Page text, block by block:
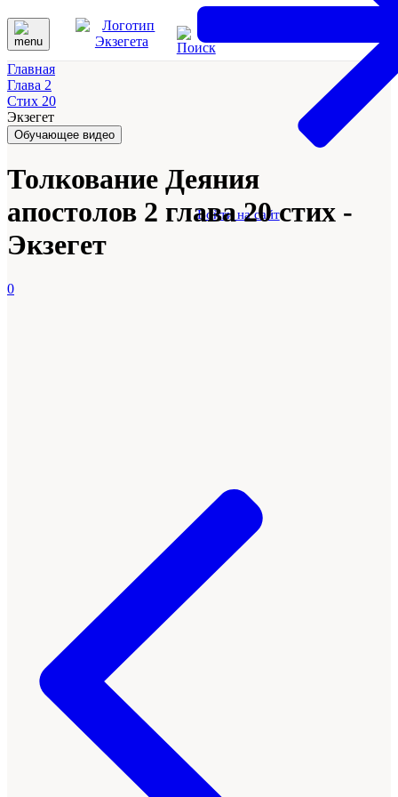
Войти на сайт
Главная
Глава 2
Стих 20
Экзегет
Обучающее видео
Толкование Деяния
апостолов 2 глава 20 стих -
Экзегет
0